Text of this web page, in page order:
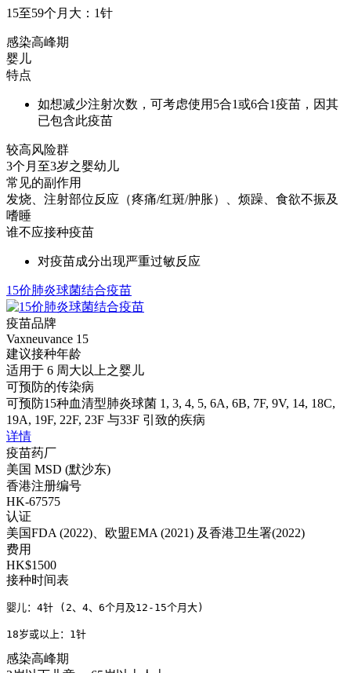
15至59个月大：1针
感染高峰期
婴儿
特点
如想减少注射次数，可考虑使用5合1或6合1疫苗，因其
已包含此疫苗
较高风险群
3个月至3岁之婴幼儿
常见的副作用
发烧、注射部位反应（疼痛/红斑/肿胀）、烦躁、食欲不振及
嗜睡
谁不应接种疫苗
对疫苗成分出现严重过敏反应
15价肺炎球菌结合疫苗
疫苗品牌
Vaxneuvance 15
建议接种年龄
适用于 6 周大以上之婴儿
可预防的传染病
可预防15种血清型肺炎球菌 1, 3, 4, 5, 6A, 6B, 7F, 9V, 14, 18C,
19A, 19F, 22F, 23F 与33F 引致的疾病
详情
疫苗药厂
美国 MSD (默沙东)
香港注册编号
HK-67575
认证
美国FDA (2022)、欧盟EMA (2021) 及香港卫生署(2022)
费用
HK$1500
接种时间表
婴儿：4针 (2、4、6个月及12-15个月大)
18岁或以上：1针
感染高峰期